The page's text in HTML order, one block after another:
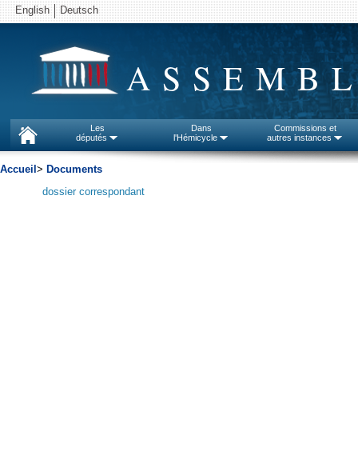
English Deutsch
Les
députés
Dans
l'Hémicycle
Commissions et
autres instances
Accueil > Documents
dossier correspondant